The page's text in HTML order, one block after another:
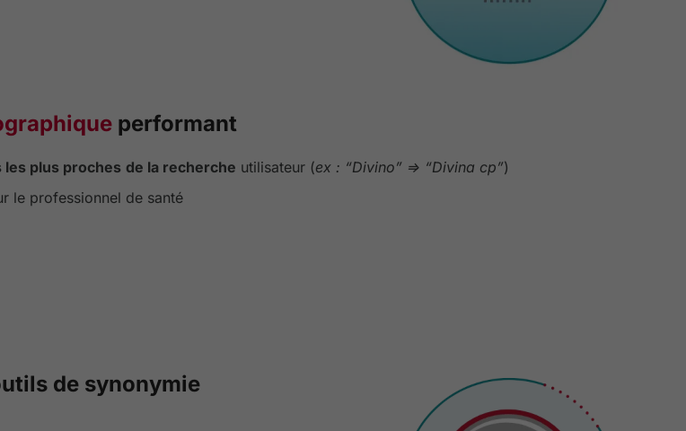
performant
les plus proches de la recherche utilisateur (ex : “Divino” => “Divina cp”)
le professionnel de santé
de synonymie